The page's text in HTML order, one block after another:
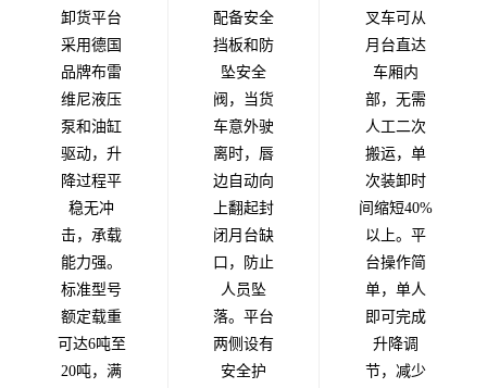
卸货平台
采用德国
品牌布雷
维尼液压
泵和油缸
驱动，升
降过程平
稳无冲
击，承载
能力强。
标准型号
额定载重
可达6吨至
20吨，满
配备安全
挡板和防
坠安全
阀，当货
车意外驶
离时，唇
边自动向
上翻起封
闭月台缺
口，防止
人员坠
落。平台
两侧设有
安全护
叉车可从
月台直达
车厢内
部，无需
人工二次
搬运，单
次装卸时
间缩短40%
以上。平
台操作简
单，单人
即可完成
升降调
节，减少